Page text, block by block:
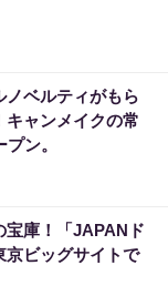
ノベルティがもら
キャンメイクの常
ン。
宝庫！「JAPANド
京ビッグサイトで